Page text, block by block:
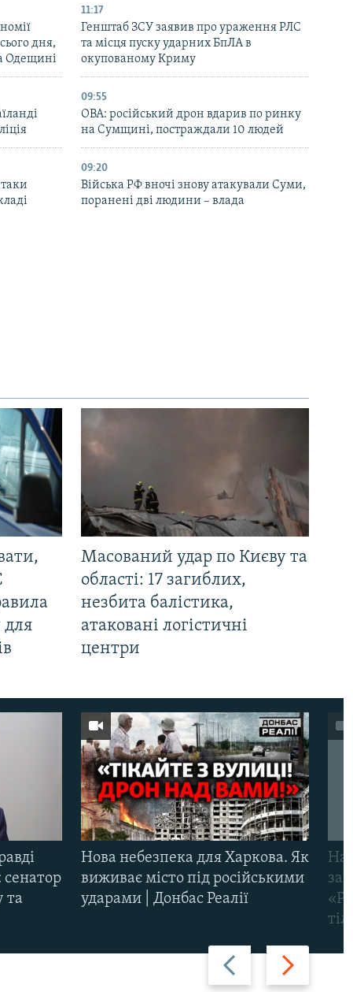
дня,
Одещині
11:17
Генштаб ЗСУ заявив про ураження РЛС
та місця пуску ударних БпЛА в
окупованому Криму
09:55
ОВА: російський дрон вдарив по ринку
на Сумщині, постраждали 10 людей
09:20
Війська РФ вночі знову атакували Суми,
поранені дві людини – влада
для
Масований удар по Києву та
області: 17 загиблих,
незбита балістика,
атаковані логістичні
центри
Назад Вперед
та
Нова небезпека для Харкова. Як
виживає місто під російськими
ударами | Донбас Реалії